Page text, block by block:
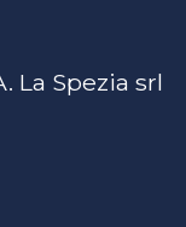
La Spezia srl